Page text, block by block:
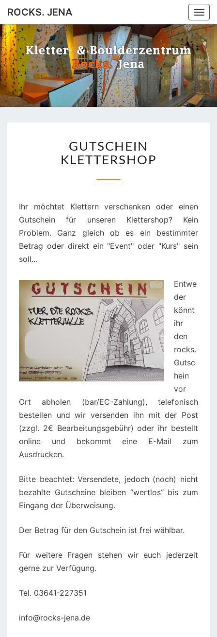
ROCKS. JENA
ROCKS.
JENA
Jena
KLETTERSHOP
GUTSCHEIN
KLETTERSHOP
Ihr möchtet Klettern verschenken oder einen
Gutschein für unseren Klettershop? Kein
Problem. Ganz gleich ob es ein bestimmter
Betrag oder direkt ein "Event" oder "Kurs" sein
soll...
Entwe
der
könnt
ihr
den
rocks.
Gutsc
hein
vor
Ort abholen (bar/EC-Zahlung), telefonisch
bestellen und wir versenden ihn mit der Post
(zzgl. 2€ Bearbeitungsgebühr) oder ihr bestellt
online und bekommt eine E-Mail zum
Ausdrucken.
Bitte beachtet: Versendete, jedoch (noch) nicht
bezahlte Gutscheine bleiben “wertlos” bis zum
Eingang der Überweisung.
Der Betrag für den Gutschein ist frei wählbar.
Für weitere Fragen stehen wir euch jederzeit
gerne zur Verfügung.
Tel. 03641-227351
info@rocks-jena.de